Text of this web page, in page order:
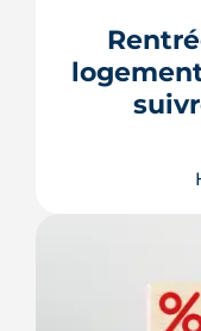
Après un
l'automne